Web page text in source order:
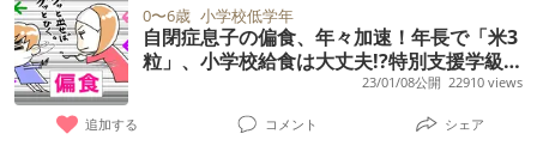
0〜6歳 小学校低学年
自閉症息子の偏食、年々加速！年長で「米3
粒」、小学校給食は大丈夫!?特別支援学級の
23/01/08公開 22910 views
追加する コメント シェア